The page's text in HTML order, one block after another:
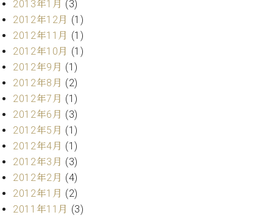
2013年1月 (3)
2012年12月 (1)
2012年11月 (1)
2012年10月 (1)
2012年9月 (1)
2012年8月 (2)
2012年7月 (1)
2012年6月 (3)
2012年5月 (1)
2012年4月 (1)
2012年3月 (3)
2012年2月 (4)
2012年1月 (2)
2011年11月 (3)